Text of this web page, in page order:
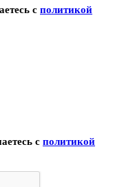
с политикой
с политикой